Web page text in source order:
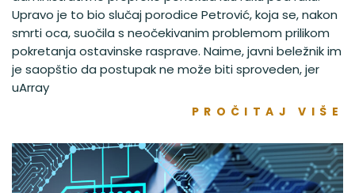
Upravo je to bio slučaj porodice Petrović, koja se, nakon
smrti oca, suočila s neočekivanim problemom prilikom
pokretanja ostavinske rasprave. Naime, javni beležnik im
je saopštio da postupak ne može biti sproveden, jer
uArray
PROČITAJ VIŠE